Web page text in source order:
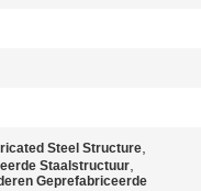
Steel Structure,
Staalstructuur,
Geprefabriceerde